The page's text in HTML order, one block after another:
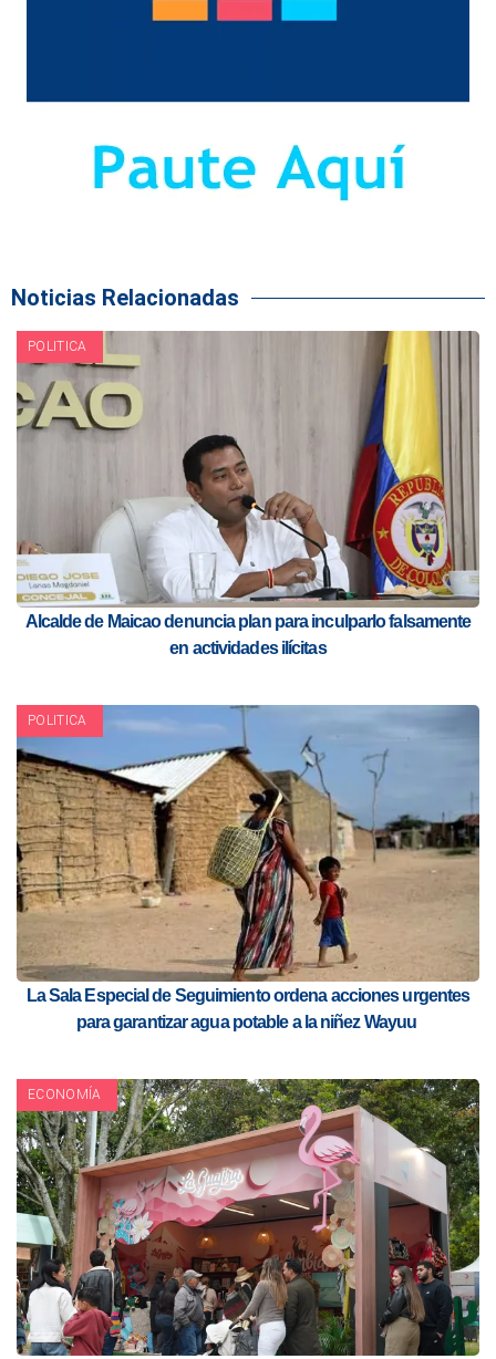
Noticias Relacionadas
POLITICA
Alcalde de Maicao denuncia plan para inculparlo falsamente
en actividades ilícitas
POLITICA
La Sala Especial de Seguimiento ordena acciones urgentes
para garantizar agua potable a la niñez Wayuu
ECONOMÍA